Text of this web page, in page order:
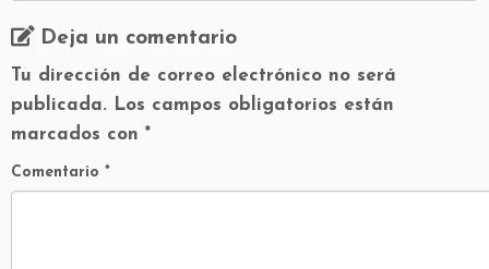
Deja un comentario
Tu dirección de correo electrónico no será
publicada. Los campos obligatorios están
marcados con *
Comentario *